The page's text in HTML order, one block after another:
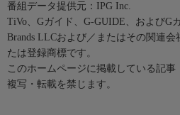
番組データ提供元：IPG Inc.
TiVo、Gガイド、G-GUIDE、およびG
Brands LLCおよび／またはその関連
たは登録商標です。
このホームページに掲載している記
複写・転載を禁じます。